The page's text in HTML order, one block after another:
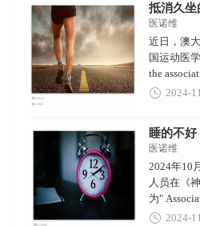
医诺维
近日，澳
国运动医
the
and2024-
医诺维
2024年10
人员在《
为"
2024-